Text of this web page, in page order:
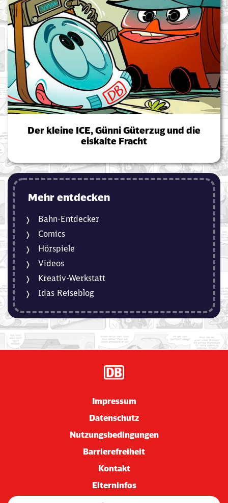
Der kleine ICE, Günni Güterzug und die
eiskalte Fracht
Mehr entdecken
Bahn-Entdecker
Comics
Hörspiele
Videos
Kreativ-Werkstatt
Idas Reiseblog
Impressum
Datenschutz
Nutzungsbedingungen
Barrierefreiheit
Kontakt
Elterninfos